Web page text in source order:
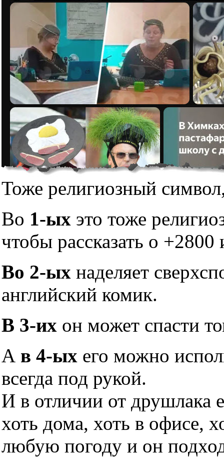
Тоже религиозный
Во 1-ых это тоже
чтобы рассказать о +2800
Во 2-ых наделяет
английский комик.
В 3-их он может спасти
А в 4-ых его можно
всегда под рукой.
И в отличии от друшлака
хоть дома, хоть в офисе,
любую погоду и он